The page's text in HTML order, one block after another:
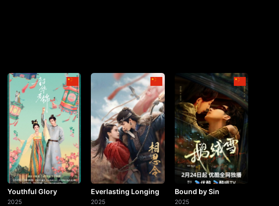
Youthful Glory
2025
Everlasting Longing
2025
Bound by Sin
2025